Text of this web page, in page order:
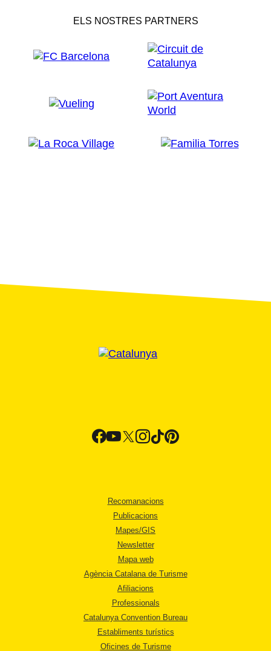
ELS NOSTRES PARTNERS
Recomanacions
Publicacions
Mapes/GIS
Newsletter
Mapa web
Agència Catalana de Turisme
Afiliacions
Professionals
Catalunya Convention Bureau
Establiments turístics
Oficines de Turisme